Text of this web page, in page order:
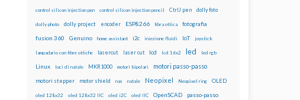
control silicon injection pen control silicon injection pencil CtrlJ pen dolly foto
dolly photo dolly project encoder ESP8266 fibra ottica fotografia
fusion 360 Genuino home assistant i2c iniezione fluidi IoT joystick
lampadario con fibre ottiche lasercut laser cut lcd lcd 16x2 led led rgb
Linux luci di natale MKR1000 motori bipolari motori passo-passo
motori stepper motor shield nas natale Neopixel Neopixel ring OLED
oled 128x32 oled 128x32 IIC oled i2C oled IIC OpenSCAD passo-passo